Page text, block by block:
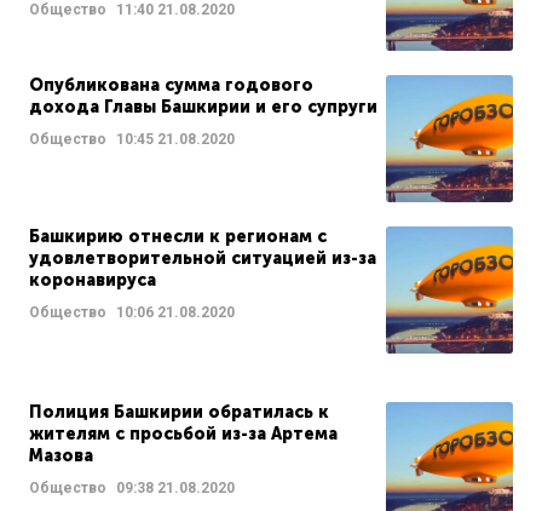
Общество 11:40 21.08.2020
Опубликована сумма годового
дохода Главы Башкирии и его супруги
Общество 10:45 21.08.2020
Башкирию отнесли к регионам с
удовлетворительной ситуацией из-за
коронавируса
Общество 10:06 21.08.2020
Полиция Башкирии обратилась к
жителям с просьбой из-за Артема
Мазова
Общество 09:38 21.08.2020